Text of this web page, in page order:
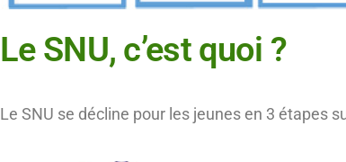
Le SNU, c’est quoi ?
Le SNU se décline pour les jeunes en 3 étapes